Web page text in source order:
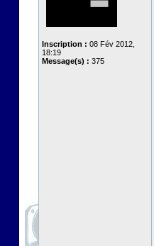
Inscription : 08 Fév 2012,
18:19
Message(s) : 375